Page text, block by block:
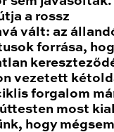
a rossz
vált: az
forrása,
vezetett
forgalom
úttesten most
hogy